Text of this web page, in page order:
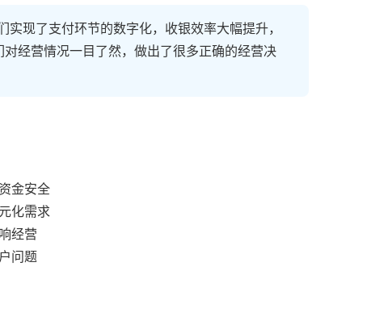
现了支付环节的数字化，收银效率大幅提升，
经营情况一目了然，做出了很多正确的经营决
金安全
化需求
经营
问题